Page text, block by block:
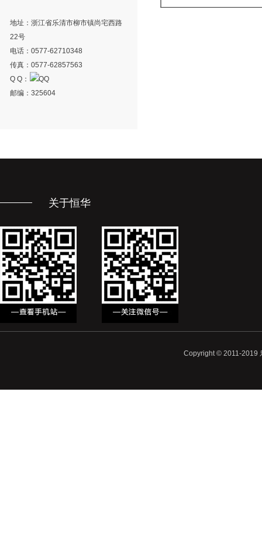
地址：浙江省乐清市柳市镇尚宅西路
22号
电话：0577-62710348
传真：0577-62857563
Q Q：
邮编：325604
关于恒华
Copyright © 2011-2019